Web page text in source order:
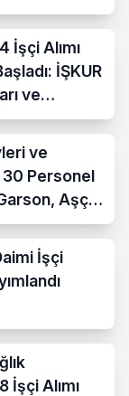
İşçi Alımı
İŞKUR
ve
ve
Personel
Aşçı,
İşçi
İşçi Alımı